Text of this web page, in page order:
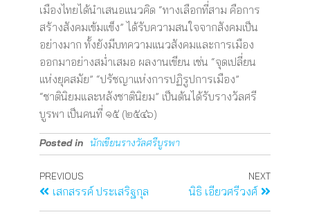
เมืองไทยได้นำเสนอแนวคิด “ทางเลือกที่สาม คือการ
สร้างสังคมเข้มแข็ง” ได้รับความสนใจจากสังคมเป็น
อย่างมาก ทั้งยังมีบทความแนวสังคมและการเมือง
ออกมาอย่างสม่ำเสมอ ผลงานเขียน เช่น “จุดเปลี่ยน
แห่งยุคสมัย” “ปรัชญาแห่งการปฏิรูปการเมือง”
“ชาตินิยมและหลังชาตินิยม” เป็นต้นได้รับรางวัลศรี
บูรพา เป็นคนที่ ๑๕ (๒๕๔๖)
Posted in นักเขียนรางวัลศรีบูรพา
PREVIOUS
เสกสรรค์ ประเสริฐกุล
NEXT
นิธิ เอียวศรีวงศ์